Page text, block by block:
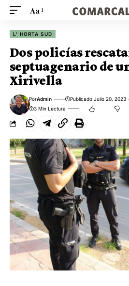
Aa
L' HORTA SUD
Dos policías
septuagenario de
Xirivella
PorAdmin Publicado Julio 20, 2023
3 Min Lectura